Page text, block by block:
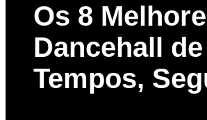
Os 8
Dancehall
Tempos,